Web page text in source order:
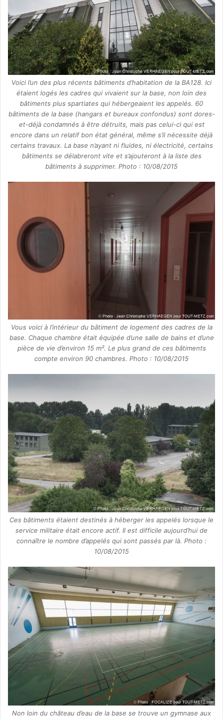
Voici l’un des plus récents bâtiments d’habitation de la BA128. Ici
étaient logés les cadres qui vivaient sur la base, non loin des
bâtiments plus spartiates qui hébergeaient les appelés. 60
bâtiments de la base (hangars et bureaux confondus) sont dores-
et-déjà condamnés à être détruits, mais pas celui-ci qui est
encore dans un relatif bon état général, même s’il nécessite déjà
certains travaux. La base n’ayant ni fluides, ni électricité, certains
bâtiments se délabreront vite et s’ajouteront à la liste des
bâtiments à supprimer. Photo : 10/08/2015
Vous voici à l’intérieur du bâtiment de logement des cadres de la
base. Chaque chambre était équipée d’une salle de bains et d’une
pièce de vie d’environ 15 m². Le plus grand de ces bâtiments
compte environ 90 chambres. Photo : 10/08/2015
Ces bâtiments étaient destinés à héberger les appelés lorsque le
service militaire était encore actif. Il est difficile aujourd’hui de
connaître le nombre d’appelés qui sont passés par là. Photo :
10/08/2015
Non loin du château d’eau de la base se trouve un gymnase aux